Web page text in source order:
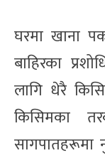
घरमा खाना
बाहिरका
लागि धेरै
किसिमका
सागपातहरूमा